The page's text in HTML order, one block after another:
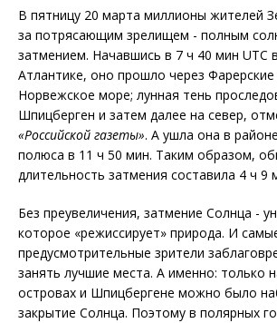
В пятницу 20 марта миллионы жителей
за потрясающим зрелищем - полным
затмением. Начавшись в 7 ч 40 мин UTC
Атлантике, оно прошло через
Норвежское море; лунная тень
Шпицберген и затем далее на север,
«Российской газеты». А ушла она в
полюса в 11 ч 50 мин. Таким образом,
длительность затмения составила 4 ч 9
Без преувеличения, затмение Солнца -
которое «режиссирует» природа. И
предусмотрительные зрители
занять лучшие места. А именно: только
островах и Шпицбергене можно было
закрытие Солнца. Поэтому в полярных